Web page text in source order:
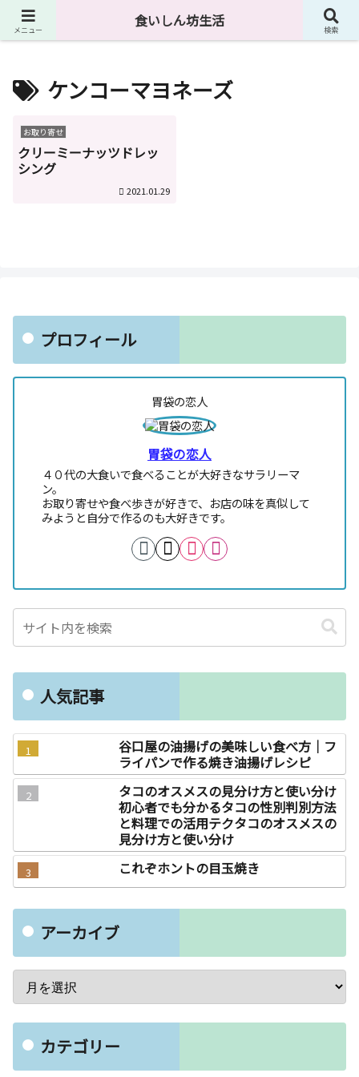
４０代独身男が食に関して様々なものを紹介しています。
ケンコーマヨネーズ
お取り寄せ
クリーミーナッツドレッ
シング
2021.01.29
プロフィール
胃袋の恋人
胃袋の恋人
４０代の大食いで食べることが大好きなサラリーマ
ン。
お取り寄せや食べ歩きが好きで、お店の味を真似して
みようと自分で作るのも大好きです。
人気記事
谷口屋の油揚げの美味しい食べ方｜フ
ライパンで作る焼き油揚げレシピ
タコのオスメスの見分け方と使い分け
初心者でも分かるタコの性別判別方法
と料理での活用テクタコのオスメスの
見分け方と使い分け
これぞホントの目玉焼き
アーカイブ
カテゴリー
メニュー
食いしん坊生活
検索